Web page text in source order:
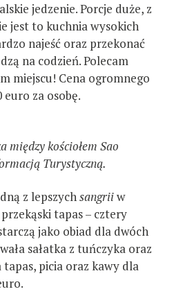
jedzenie. Porcje duże, z
jest to kuchnia wysokich
najeść oraz przekonać
na codzień. Polecam
miejscu! Cena ogromnego
za osobę.
między kościołem Sao
Turystyczną.
z lepszychsangriiw
tapas – cztery
jako obiad dla dwóch
sałatka z tuńczyka oraz
tapas, picia oraz kawy dla